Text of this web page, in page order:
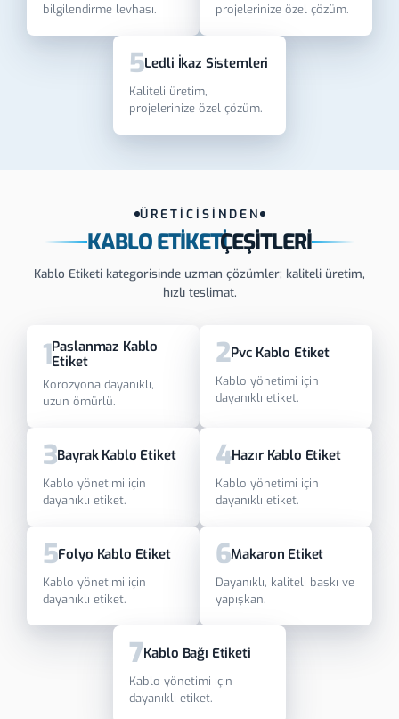
bilgilendirme levhası.
projelerinize özel çözüm.
5Ledli İkaz Sistemleri
Kaliteli üretim,
projelerinize özel çözüm.
ÜRETİCİSİNDEN
KABLO ETIKETIÇEŞITLERI
Kablo Etiketi kategorisinde uzman çözümler; kaliteli üretim,
hızlı teslimat.
1Paslanmaz Kablo
Etiket
Korozyona dayanıklı,
uzun ömürlü.
2Pvc Kablo Etiket
Kablo yönetimi için
dayanıklı etiket.
3Bayrak Kablo Etiket
Kablo yönetimi için
dayanıklı etiket.
4Hazır Kablo Etiket
Kablo yönetimi için
dayanıklı etiket.
5Folyo Kablo Etiket
Kablo yönetimi için
dayanıklı etiket.
6Makaron Etiket
Dayanıklı, kaliteli baskı ve
yapışkan.
7Kablo Bağı Etiketi
Kablo yönetimi için
dayanıklı etiket.